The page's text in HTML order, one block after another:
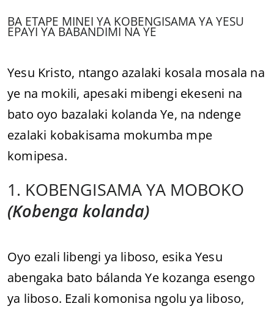
BA ETAPE MINEI YA KOBENGISAMA YA YESU
EPAYI YA BABANDIMI NA YE
Yesu Kristo, ntango azalaki kosala mosala na
ye na mokili, apesaki mibengi ekeseni na
bato oyo bazalaki kolanda Ye, na ndenge
ezalaki kobakisama mokumba mpe
komipesa.
1. KOBENGISAMA YA MOBOKO
(Kobenga kolanda)
Oyo ezali libengi ya liboso, esika Yesu
abengaka bato bálanda Ye kozanga esengo
ya liboso. Ezali komonisa ngolu ya liboso,